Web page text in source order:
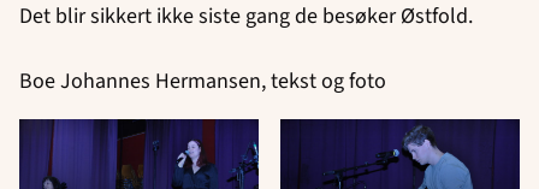
Det blir sikkert ikke siste gang de besøker Østfold.
Boe Johannes Hermansen, tekst og foto